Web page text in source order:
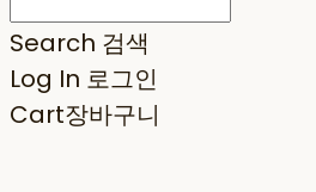
Search 검색
Log In 로그인
Cart장바구니